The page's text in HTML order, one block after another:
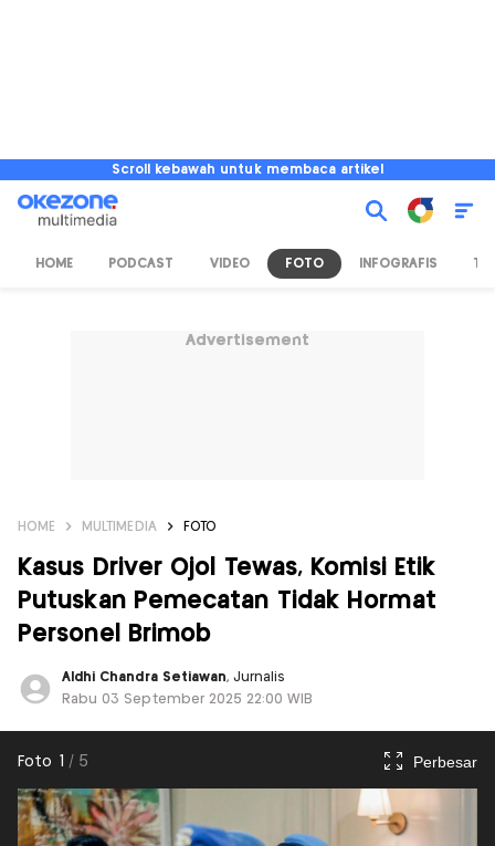
Scroll kebawah untuk membaca artikel
HOME PODCAST VIDEO FOTO INFOGRAFIS TV
Advertisement
HOME MULTIMEDIA FOTO
Kasus Driver Ojol Tewas, Komisi Etik
Putuskan Pemecatan Tidak Hormat
Personel Brimob
Aldhi Chandra Setiawan, Jurnalis
Rabu 03 September 2025 22:00 WIB
Foto 1 / 5 Perbesar